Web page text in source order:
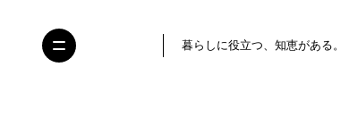
暮らしに役立つ、知恵がある。